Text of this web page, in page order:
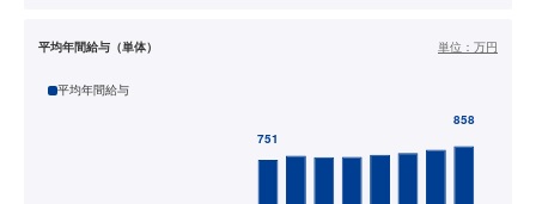
平均年間給与（単体） 単位： 万円
平均年間給与